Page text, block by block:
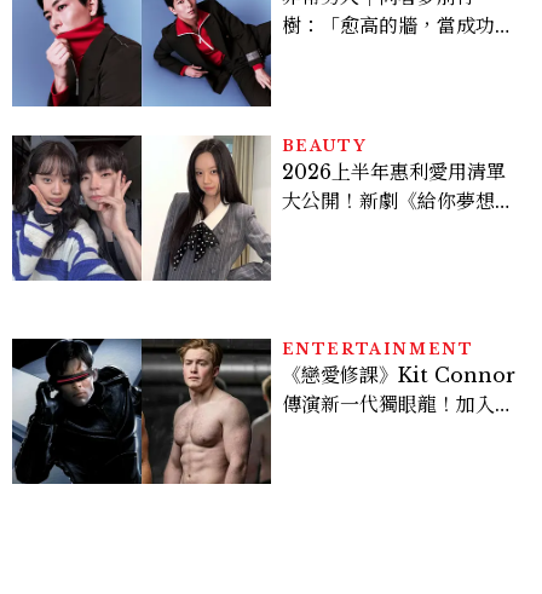
樹：「愈高的牆，當成功爬
BEAUTY
2026上半年惠利愛用清單
大公開！新劇《給你夢想》
ENTERTAINMENT
《戀愛修課》Kit Connor
傳演新一代獨眼龍！加入新